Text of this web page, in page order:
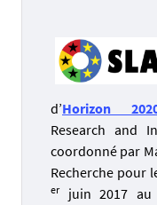
d’Horizon
Research and
coordonné par
Recherche pour
erjuin 2017 au